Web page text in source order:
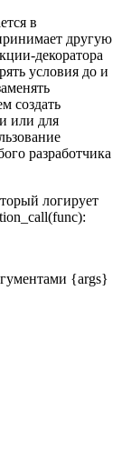
в
другую
декоратора
условия до и
создать
или для
разработчика
логирует
{args}